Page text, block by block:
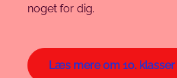
noget for dig.
Læs mere om 10. klasser